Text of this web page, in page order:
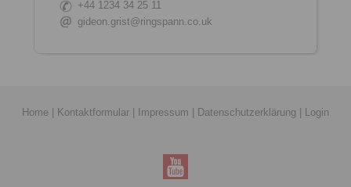
+44 1234 34 25 11
gideon.grist@ringspann.co.uk
Home Kontaktformular Impressum Datenschutzerklärung Login